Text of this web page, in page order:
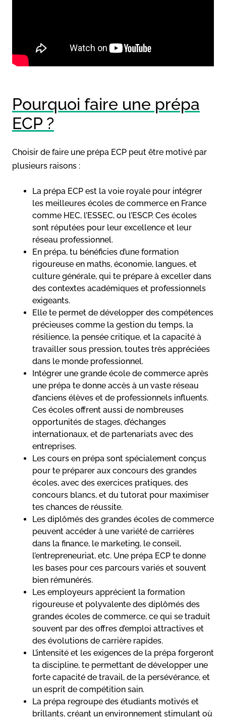
Pourquoi faire une prépa
ECP ?
Choisir de faire une prépa ECP peut être motivé par
plusieurs raisons :
La prépa ECP est la voie royale pour intégrer
les meilleures écoles de commerce en France
comme HEC, l’ESSEC, ou l’ESCP. Ces écoles
sont réputées pour leur excellence et leur
réseau professionnel.
En prépa, tu bénéficies d’une formation
rigoureuse en maths, économie, langues, et
culture générale, qui te prépare à exceller dans
des contextes académiques et professionnels
exigeants.
Elle te permet de développer des compétences
précieuses comme la gestion du temps, la
résilience, la pensée critique, et la capacité à
travailler sous pression, toutes très appréciées
dans le monde professionnel.
Intégrer une grande école de commerce après
une prépa te donne accès à un vaste réseau
d’anciens élèves et de professionnels influents.
Ces écoles offrent aussi de nombreuses
opportunités de stages, d’échanges
internationaux, et de partenariats avec des
entreprises.
Les cours en prépa sont spécialement conçus
pour te préparer aux concours des grandes
écoles, avec des exercices pratiques, des
concours blancs, et du tutorat pour maximiser
tes chances de réussite.
Les diplômés des grandes écoles de commerce
peuvent accéder à une variété de carrières
dans la finance, le marketing, le conseil,
l’entrepreneuriat, etc. Une prépa ECP te donne
les bases pour ces parcours variés et souvent
bien rémunérés.
Les employeurs apprécient la formation
rigoureuse et polyvalente des diplômés des
grandes écoles de commerce, ce qui se traduit
souvent par des offres d’emploi attractives et
des évolutions de carrière rapides.
L’intensité et les exigences de la prépa forgeront
ta discipline, te permettant de développer une
forte capacité de travail, de la persévérance, et
un esprit de compétition sain.
La prépa regroupe des étudiants motivés et
brillants, créant un environnement stimulant où